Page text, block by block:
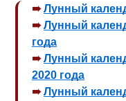
Лунный
Лунный
года
Лунный
2020 года
Лунный